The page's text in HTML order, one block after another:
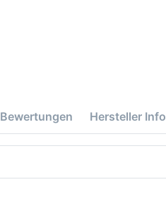
Bewertungen Hersteller Info